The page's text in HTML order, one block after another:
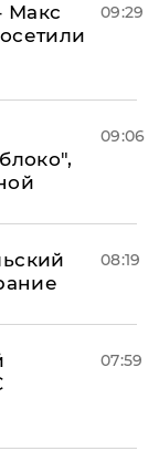
Макс
09:29
09:06
08:19
07:59